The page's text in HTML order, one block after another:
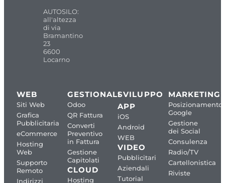
AUTOSILO:
all'altezza
di via
Bramantino
23
6600
Locarno
WEB
Siti Web
Grafica
Pubblicitaria
eCommerce
Hosting
Web
Supporto
Remoto
Indirizzi
GESTIONALI
Odoo
QR Fattura
Converti
Preventivo
in Fattura
Gestione
Capitolati
CLOUD
Hosting
SVILUPPO
APP
iOS
Android
WEB
VIDEO
Pubblicitari
Aziendali
Tutorial
MARKETING
Posizionamento
Google
Gestione
dei Social
Consulenza
Radio/TV
Cartellonistica
Riviste